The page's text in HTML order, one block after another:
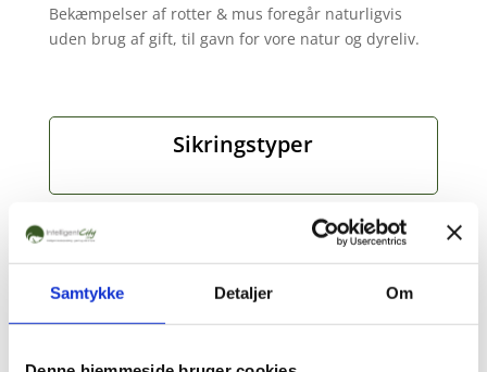
Samtykke Detaljer Om
Bekæmpelser af rotter & mus foregår naturligvis
uden brug af gift, til gavn for vore natur og dyreliv.
Sikringstyper
Bygningsgennemgang
Intelligente overfladefælde